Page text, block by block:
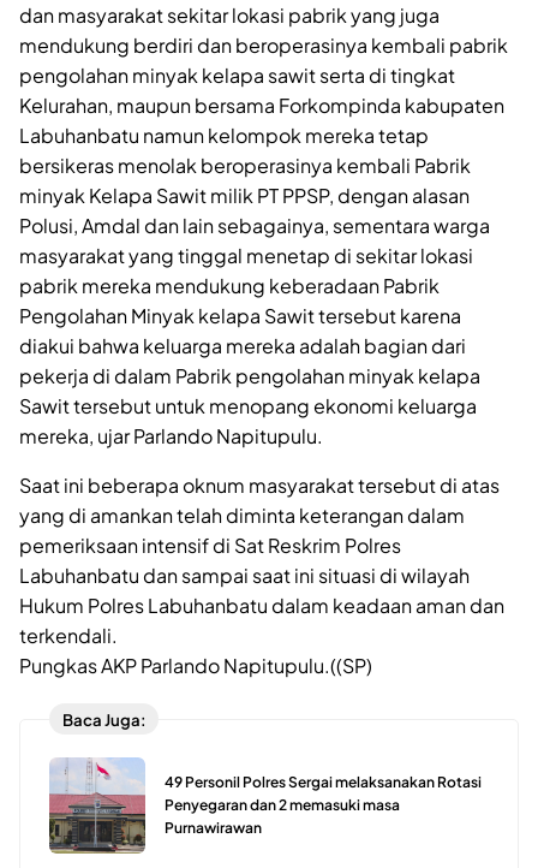
dan masyarakat sekitar lokasi pabrik yang juga
mendukung berdiri dan beroperasinya kembali pabrik
pengolahan minyak kelapa sawit serta di tingkat
Kelurahan, maupun bersama Forkompinda kabupaten
Labuhanbatu namun kelompok mereka tetap
bersikeras menolak beroperasinya kembali Pabrik
minyak Kelapa Sawit milik PT PPSP, dengan alasan
Polusi, Amdal dan lain sebagainya, sementara warga
masyarakat yang tinggal menetap di sekitar lokasi
pabrik mereka mendukung keberadaan Pabrik
Pengolahan Minyak kelapa Sawit tersebut karena
diakui bahwa keluarga mereka adalah bagian dari
pekerja di dalam Pabrik pengolahan minyak kelapa
Sawit tersebut untuk menopang ekonomi keluarga
mereka, ujar Parlando Napitupulu.
Saat ini beberapa oknum masyarakat tersebut di atas
yang di amankan telah diminta keterangan dalam
pemeriksaan intensif di Sat Reskrim Polres
Labuhanbatu dan sampai saat ini situasi di wilayah
Hukum Polres Labuhanbatu dalam keadaan aman dan
terkendali.
Pungkas AKP Parlando Napitupulu.((SP)
Baca Juga:
49 Personil Polres Sergai melaksanakan Rotasi
Penyegaran dan 2 memasuki masa
Purnawirawan